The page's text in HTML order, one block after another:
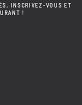
INSCRIVEZ-VOUS ET
!